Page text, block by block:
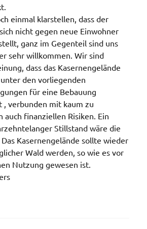
einmal klarstellen, dass der
nicht gegen neue Einwohner
ganz im Gegenteil sind uns
sehr willkommen. Wir sind
dass das Kasernengelände
den vorliegenden
für eine Bebauung
, verbunden mit kaum zu
auch finanziellen Risiken. Ein
Stillstand wäre die
Kasernengelände sollte wieder
Wald werden, so wie es vor
Nutzung gewesen ist.